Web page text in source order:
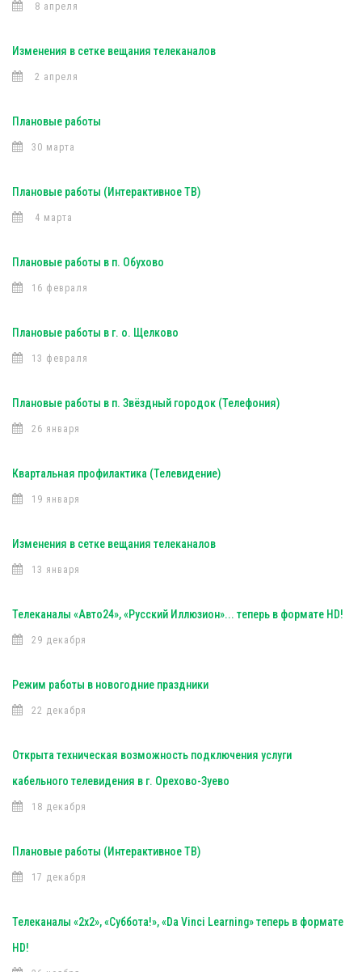
8 апреля
Изменения в сетке вещания телеканалов
2 апреля
Плановые работы
30 марта
Плановые работы (Интерактивное ТВ)
4 марта
Плановые работы в п. Обухово
16 февраля
Плановые работы в г. о. Щелково
13 февраля
Плановые работы в п. Звёздный городок (Телефония)
26 января
Квартальная профилактика (Телевидение)
19 января
Изменения в сетке вещания телеканалов
13 января
Телеканалы «Авто24», «Русский Иллюзион»... теперь в формате HD!
29 декабря
Режим работы в новогодние праздники
22 декабря
Открыта техническая возможность подключения услуги
кабельного телевидения в г. Орехово-Зуево
18 декабря
Плановые работы (Интерактивное ТВ)
17 декабря
Телеканалы «2х2», «Суббота!», «Da Vinci Learning» теперь в формате
HD!